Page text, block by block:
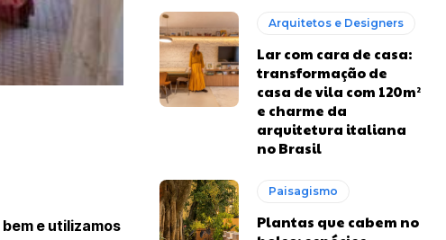
e utilizamos
Arquitetos e Designers
Lar com cara de casa:
transformação de
casa de vila com 120m²
e charme da
arquitetura italiana
no Brasil
Paisagismo
Plantas que cabem no